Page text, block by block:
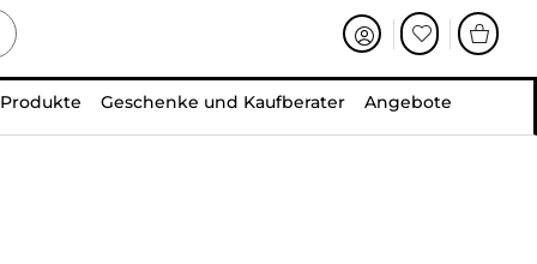
Geschenke und Kaufberater Angebote